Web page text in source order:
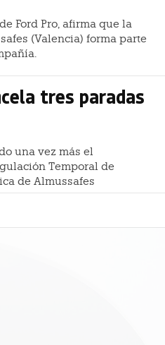
Ford Pro, afirma que la
(Valencia) forma parte
tres paradas
una vez más el
Temporal de
de Almussafes